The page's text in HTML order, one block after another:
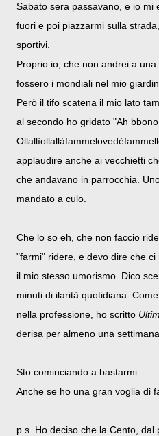
Sabato sera passavano, e io mi
fuori e poi piazzarmi sulla
sportivi.
Proprio io, che non andrei a
fossero i mondiali nel mio
Però il tifo scatena il mio lato
al secondo ho gridato "Ah
applaudire anche ai vecchietti
che andavano in parrocchia.
mandato a culo.
Che lo so eh, che non faccio
"farmi" ridere, e devo dire che
il mio stesso umorismo. Dico
minuti di ilarità quotidiana.
nella professione, ho scritto
derisa per almeno una
Sto cominciando a bastarmi.
Anche se ho una gran voglia di
p.s. Ho deciso che la Cento,